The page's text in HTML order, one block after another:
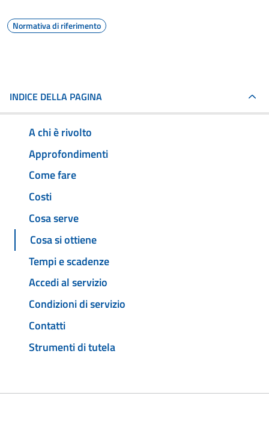
Normativa di riferimento
INDICE DELLA PAGINA
A chi è rivolto
Approfondimenti
Come fare
Costi
Cosa serve
Cosa si ottiene
Tempi e scadenze
Accedi al servizio
Condizioni di servizio
Contatti
Strumenti di tutela